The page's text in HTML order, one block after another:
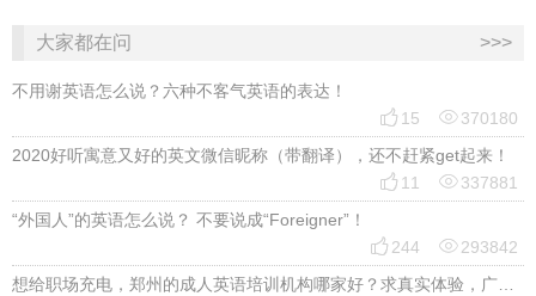
大家都在问 >>>
不用谢英语怎么说？六种不客气英语的表达！
 15 370180
2020好听寓意又好的英文微信昵称（带翻译），还不赶紧get起来！
 11 337881
“外国人”的英语怎么说？ 不要说成“Foreigner”！
 244 293842
想给职场充电，郑州的成人英语培训机构哪家好？求真实体验，广告勿扰，感谢！